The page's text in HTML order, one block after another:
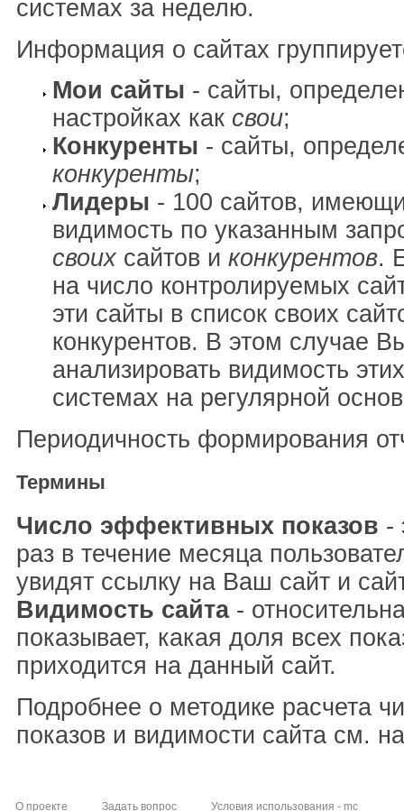
системах за неделю.
Информация о сайтах
Мои сайты - сайты,
настройках как свои;
Конкуренты - сайты,
конкуренты;
Лидеры - 100 сайтов,
видимость по указанным
своих сайтов и конкурентов.
на число контролируемых
эти сайты в список своих
конкурентов. В этом случае
анализировать видимость
системах на регулярной
Периодичность формирования
Термины
Число эффективных показов -
раз в течение месяца
увидят ссылку на Ваш сайт и
Видимость сайта-
показывает, какая доля всех
приходится на данный сайт.
Подробнее о методике расчета
показов и видимости сайта см.
О проекте Задать вопрос Условия использования - mc